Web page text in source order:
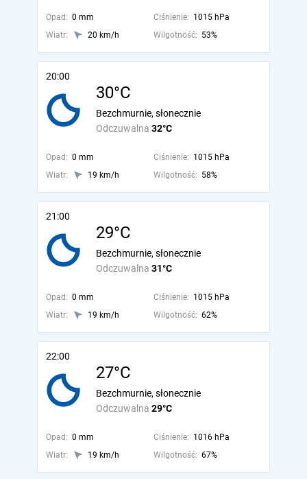
Opad: 0 mm Ciśnienie: 1015 hPa
Wiatr:
20 km/h Wilgotność: 53%
20:00
30°C
Odczuwalna 32°C
Bezchmurnie, słonecznie
Opad: 0 mm Ciśnienie: 1015 hPa
Wiatr:
19 km/h Wilgotność: 58%
21:00
29°C
Odczuwalna 31°C
Bezchmurnie, słonecznie
Opad: 0 mm Ciśnienie: 1015 hPa
Wiatr:
19 km/h Wilgotność: 62%
22:00
27°C
Odczuwalna 29°C
Bezchmurnie, słonecznie
Opad: 0 mm Ciśnienie: 1016 hPa
Wiatr:
19 km/h Wilgotność: 67%